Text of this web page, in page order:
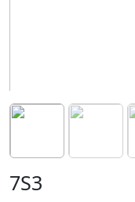
7S3